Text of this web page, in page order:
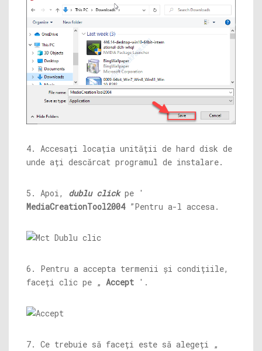
4. Accesați locația unității de hard disk de
unde ați descărcat programul de instalare.
5. Apoi, dublu click pe '
MediaCreationTool2004”Pentru a-l accesa.
6. Pentru a accepta termenii și condițiile,
faceți clic pe „ Accept '.
7. Ce trebuie să faceți este să alegeți „